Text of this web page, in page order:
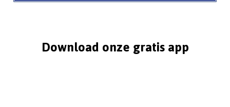
Download onze gratis app